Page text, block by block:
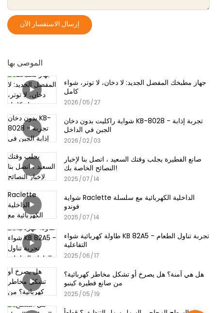
إرسال الاستفسار الآن
الموصى بها
جهاز مطبخك المفضل الجديد: لا دخان، لا توتر، شواء
كامل
2026 05 27
شواية راكليت بدون دخان KB-8028 - تجربة إذابة
الجبن في الداخل
2026 02 03
صانع الفطيرة يجلب وقتك السعيد ، اتصل بنا لإخبار
النصائح الخاصة بك!
2025 07 14
شواية Raclette الداخلية الكهربائية مع سلسلة
فوندو
2025 07 14
طاولة كهربائية شواء KB 82A5 - تجربة تناول الطعام
التفاعلية
2025 06 17
هل هي آمنة؟ هل يصرخ أو تشكل مخاطر كهربائية؟
من صانع فطيرة كينبو
2025 05 19